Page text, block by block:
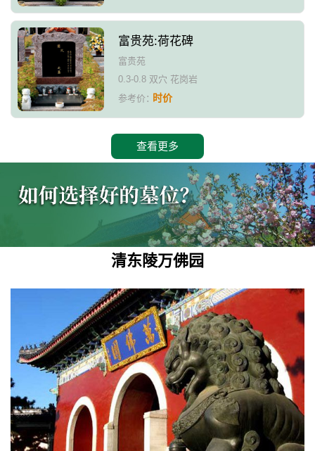
富贵苑:荷花碑
富贵苑
0.3-0.8 双穴 花岗岩
参考价：时价
查看更多
清东陵万佛园